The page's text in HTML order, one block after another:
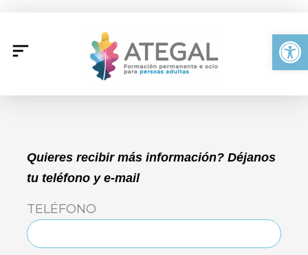
contenido
Quieres recibir más información? Déjanos
tu teléfono y e-mail
TELÉFONO